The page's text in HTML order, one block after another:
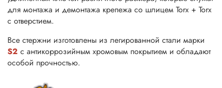
для монтажа и демонтажа крепежа со шлицем Torx + Torx
с отверстием.
Все стержни изготовлены из легированной стали марки
S2 с антикоррозийным хромовым покрытием и обладают
особой прочностью.